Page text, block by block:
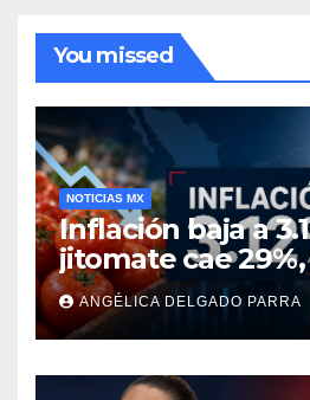
You missed
NOTICIAS MX
Inflación baja a
jitomate cae
cebolla y vuelos
encarecen
ANGÉLICA DELGADO PARRA